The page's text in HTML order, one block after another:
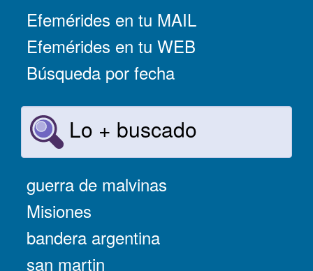
Efemérides en tu MAIL
Efemérides en tu WEB
Búsqueda por fecha
Lo + buscado
guerra de malvinas
Misiones
bandera argentina
san martin